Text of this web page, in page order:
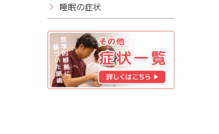
睡眠の症状